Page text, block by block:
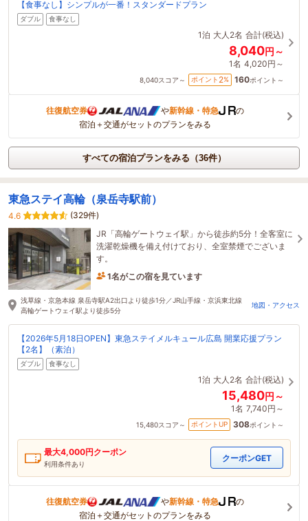
【食事なし】シンプルが一番！スタンダードプラン
ダブル 食事なし
1泊 大人2名 合計(税込)
8,040円～
1名 4,020円～
8,040スコア～ ポイント 2% 160ポイント～
往復航空券 や新幹線・特急
の
宿泊＋交通がセットのプランをみる
すべての宿泊プランをみる（36件）
東急ステイ高輪（泉岳寺駅前）
4.6
(329件)
JR「高輪ゲートウェイ駅」から徒歩約5分！全客室に
洗濯乾燥機を備え付けており、全室禁煙でございま
す。
1名がこの宿を見ています
浅草線・京急本線 泉岳寺駅A2出口より徒歩1分／JR山手線・京浜東北線
高輪ゲートウェイ駅より徒歩5分
地図・アクセス
【2026年5月18日OPEN】東急ステイメルキュール広島 開業応援プラン
【2名】（素泊）
ダブル 食事なし
1泊 大人2名 合計(税込)
15,480円～
1名 7,740円～
15,480スコア～ ポイントUP 308ポイント～
最大4,000円クーポン
利用条件あり
クーポンGET
往復航空券 や新幹線・特急
の
宿泊＋交通がセットのプランをみる